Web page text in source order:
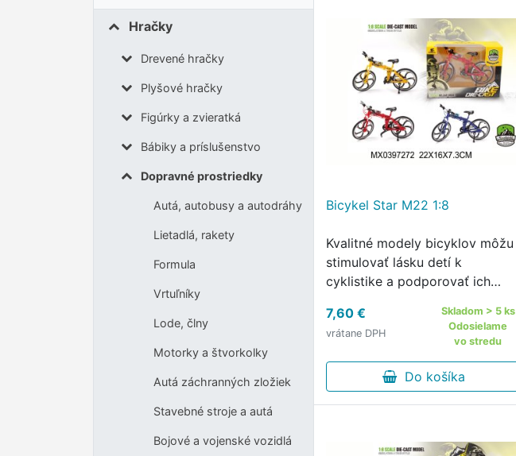
Hračky
Drevené hračky
Plyšové hračky
Figúrky a zvieratká
Bábiky a príslušenstvo
Dopravné prostriedky
Autá, autobusy a autodráhy
Lietadlá, rakety
Formula
Vrtuľníky
Lode, člny
Motorky a štvorkolky
Autá záchranných zložiek
Stavebné stroje a autá
Bojové a vojenské vozidlá
Bicykel Star M22 1:8
Kvalitné modely bicyklov môžu
stimulovať lásku detí k
cyklistike a podporovať ich
7,60 €
vrátane DPH
Skladom > 5 ks
Odosielame
vo stredu
Do košíka